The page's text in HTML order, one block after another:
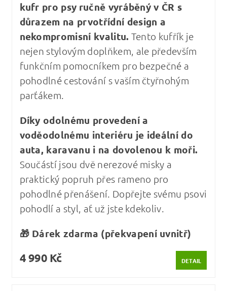
kufr pro psy ručně vyráběný v ČR s
důrazem na prvotřídní design a
nekompromisní kvalitu. Tento kufřík je
nejen stylovým doplňkem, ale především
funkčním pomocníkem pro bezpečné a
pohodlné cestování s vaším čtyřnohým
parťákem.
Díky odolnému provedení a
voděodolnému interiéru je ideální do
auta, karavanu i na dovolenou k moři.
Součástí jsou dvě nerezové misky a
praktický popruh přes rameno pro
pohodlné přenášení. Dopřejte svému psovi
pohodlí a styl, ať už jste kdekoliv.
🎁 Dárek zdarma (překvapení uvnitř)
4 990 Kč DETAIL